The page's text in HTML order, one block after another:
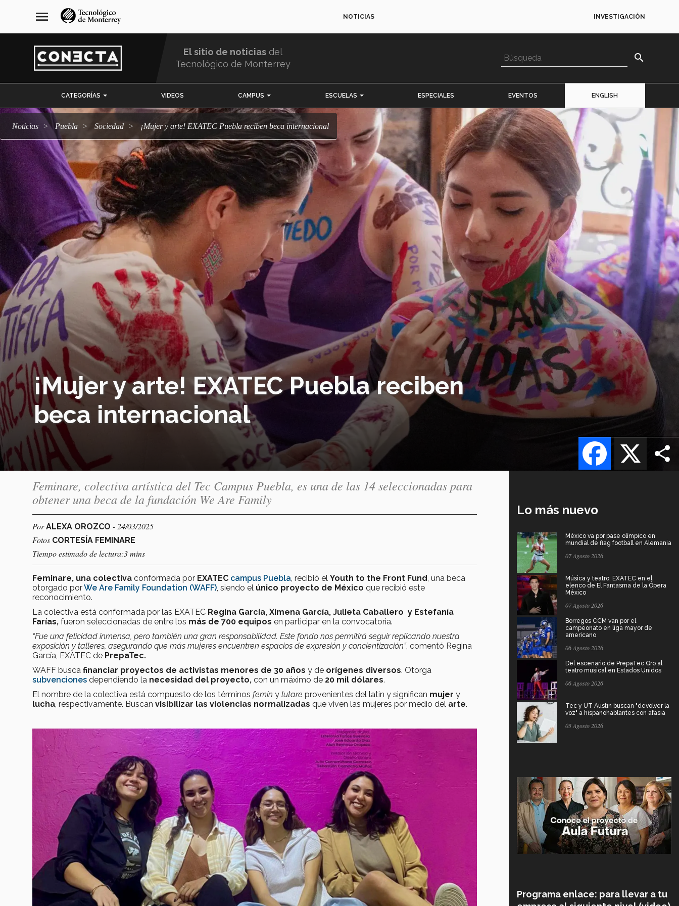
navegación
principal
menu NOTICIAS INVESTIGACIÓN
El sitio de noticias del
Tecnológico de Monterrey
search
CATEGORÍAS VIDEOS CAMPUS ESCUELAS ESPECIALES EVENTOS ENGLISH
Noticias Puebla sociedad ¡Mujer y arte! EXATEC Puebla reciben beca internacional
¡Mujer y arte! EXATEC Puebla reciben
beca internacional
X
Facebook
Feminare, colectiva artística del Tec Campus Puebla, es una de las 14 seleccionadas para
obtener una beca de la fundación We Are Family
PorALEXA OROZCO - 24/03/2025
Fotos CORTESÍA FEMINARE
Tiempo estimado de lectura:3 mins
Feminare, una colectiva conformada por EXATEC campus Puebla , recibió el Youth to the Front Fund , una beca
otorgado porWe Are Family Foundation (WAFF) , siendo el único proyecto de México que recibió este
reconocimiento.
La colectiva está conformada por las EXATEC Regina García, Ximena García, Julieta Caballero y Estefanía
Farías, fueron seleccionadas de entre los más de 700 equipos en participar en la convocatoria.
“Fue una felicidad inmensa, pero también una gran responsabilidad. Este fondo nos permitirá seguir replicando nuestra
exposición y talleres, asegurando que más mujeres encuentren espacios de expresión y concientización”, comentó Regina
García, EXATEC de PrepaTec.
WAFF busca financiar proyectos de activistas menores de 30 años y de orígenes diversos. Otorga
subvenciones dependiendo la necesidad del proyecto, con un máximo de 20 mil dólares.
El nombre de la colectiva está compuesto de los términos femin y lutare provenientes del latin y significan mujer y
lucha , respectivamente. Buscan visibilizar las violencias normalizadas que viven las mujeres por medio del arte.
Lo más nuevo
México va por pase olímpico en
mundial de flag football en Alemania
07 Agosto 2026
Música y teatro: EXATEC en el
elenco de El Fantasma de la Ópera
México
07 Agosto 2026
Borregos CCM van por el
campeonato en liga mayor de
americano
06 Agosto 2026
Del escenario de PrepaTec Qro al
teatro musical en Estados Unidos
06 Agosto 2026
Tec y UT Austin buscan "devolver la
voz" a hispanohablantes con afasia
05 Agosto 2026
Programa enlace: para llevar a tu